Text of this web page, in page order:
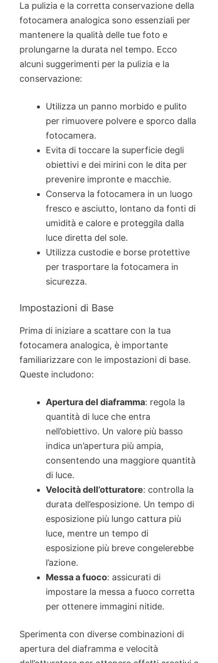
La pulizia e la corretta conservazione della
fotocamera analogica sono essenziali per
mantenere la qualità delle tue foto e
prolungarne la durata nel tempo. Ecco
alcuni suggerimenti per la pulizia e la
conservazione:
Utilizza un panno morbido e pulito
per rimuovere polvere e sporco dalla
fotocamera.
Evita di toccare la superficie degli
obiettivi e dei mirini con le dita per
prevenire impronte e macchie.
Conserva la fotocamera in un luogo
fresco e asciutto, lontano da fonti di
umidità e calore e proteggila dalla
luce diretta del sole.
Utilizza custodie e borse protettive
per trasportare la fotocamera in
sicurezza.
Impostazioni di Base
Prima di iniziare a scattare con la tua
fotocamera analogica, è importante
familiarizzare con le impostazioni di base.
Queste includono:
Apertura del diaframma: regola la
quantità di luce che entra
nell’obiettivo. Un valore più basso
indica un’apertura più ampia,
consentendo una maggiore quantità
di luce.
Velocità dell’otturatore: controlla la
durata dell’esposizione. Un tempo di
esposizione più lungo cattura più
luce, mentre un tempo di
esposizione più breve congelerebbe
l’azione.
Messa a fuoco: assicurati di
impostare la messa a fuoco corretta
per ottenere immagini nitide.
Sperimenta con diverse combinazioni di
apertura del diaframma e velocità